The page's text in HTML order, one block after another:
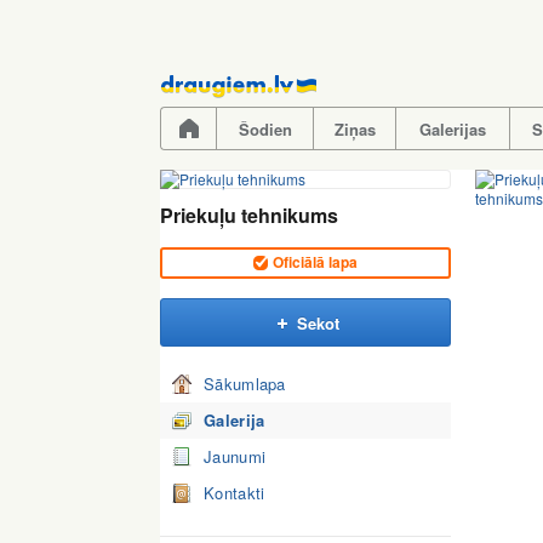
Pāriet
uz
saturu
Šodien Ziņas Galerijas
Priekuļu tehnikums
Oficiālā lapa
Sekot
Sākumlapa
Galerija
Jaunumi
Kontakti